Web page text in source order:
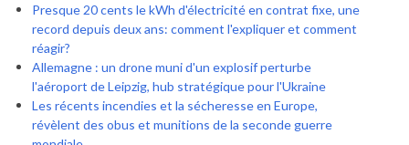
Presque 20 cents le kWh d'électricité en contrat fixe, une
record depuis deux ans: comment l'expliquer et comment
réagir?
Allemagne : un drone muni d'un explosif perturbe
l'aéroport de Leipzig, hub stratégique pour l'Ukraine
Les récents incendies et la sécheresse en Europe,
révèlent des obus et munitions de la seconde guerre